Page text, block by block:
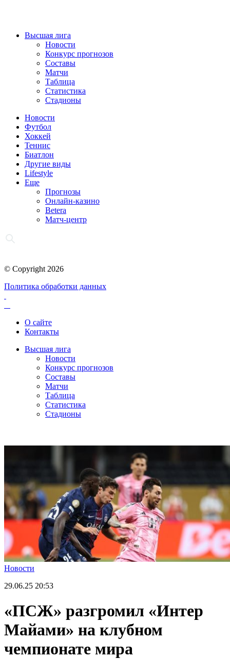
Высшая лига
Новости
Конкурс прогнозов
Составы
Матчи
Таблица
Статистика
Стадионы
Новости
Футбол
Хоккей
Теннис
Биатлон
Другие виды
Lifestyle
Еще
Прогнозы
Онлайн-казино
Betera
Матч-центр
© Copyright 2026
Политика обработки данных
О сайте
Контакты
Высшая лига
Новости
Конкурс прогнозов
Составы
Матчи
Таблица
Статистика
Стадионы
Новости
29.06.25 20:53
«ПСЖ» разгромил «Интер
Майами» на клубном
чемпионате мира